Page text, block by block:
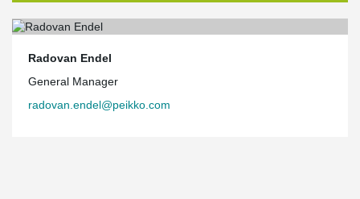
Radovan Endel
General Manager
radovan.endel@peikko.com